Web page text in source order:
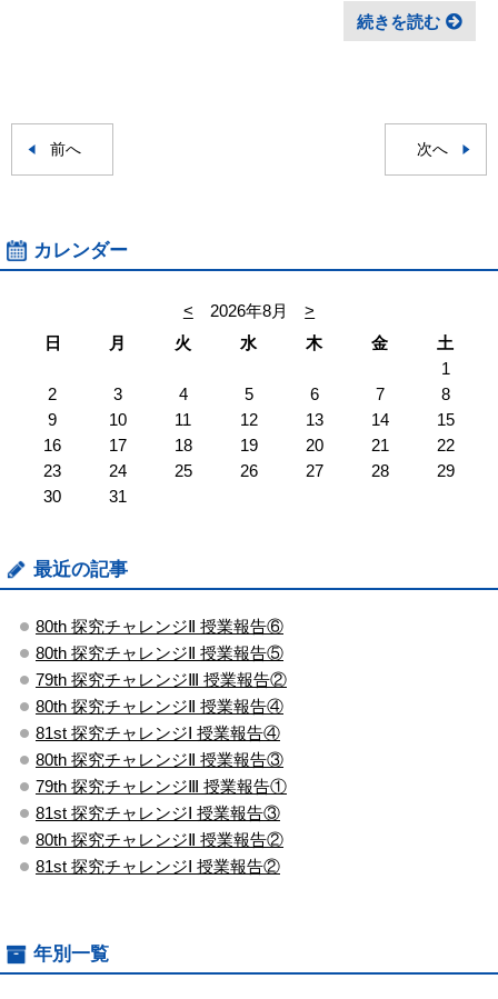
続きを読む
前へ 次へ
カレンダー
< 2026年8月
>
日
月 火 水 木 金
土
1
2
3 4 5 6 7
8
9
10 11 12 13 14
15
16
17 18 19 20 21
22
23
24 25 26 27 28
29
30
31
最近の記事
80th 探究チャレンジⅡ 授業報告⑥
80th 探究チャレンジⅡ 授業報告⑤
79th 探究チャレンジⅢ 授業報告②
80th 探究チャレンジⅡ 授業報告④
81st 探究チャレンジⅠ 授業報告④
80th 探究チャレンジⅡ 授業報告③
79th 探究チャレンジⅢ 授業報告①
81st 探究チャレンジⅠ 授業報告③
80th 探究チャレンジⅡ 授業報告②
81st 探究チャレンジⅠ 授業報告②
年別一覧